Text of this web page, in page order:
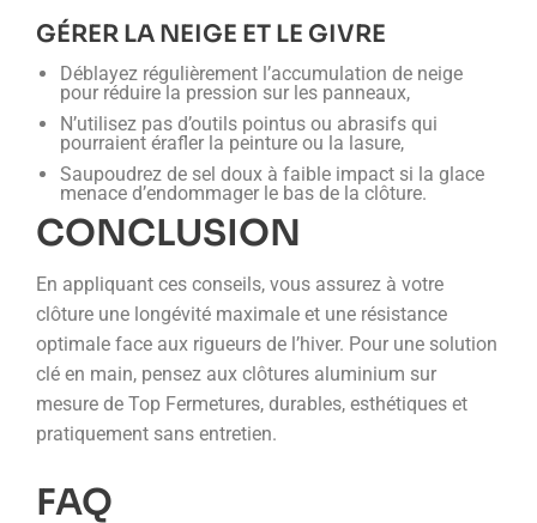
GÉRER LA NEIGE ET LE GIVRE
Déblayez régulièrement l’accumulation de neige
pour réduire la pression sur les panneaux,
N’utilisez pas d’outils pointus ou abrasifs qui
pourraient érafler la peinture ou la lasure,
Saupoudrez de sel doux à faible impact si la glace
menace d’endommager le bas de la clôture.
CONCLUSION
En appliquant ces conseils, vous assurez à votre
clôture une longévité maximale et une résistance
optimale face aux rigueurs de l’hiver. Pour une solution
clé en main, pensez aux clôtures aluminium sur
mesure de Top Fermetures, durables, esthétiques et
pratiquement sans entretien.
FAQ